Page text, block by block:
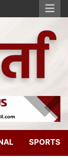
SPORTS